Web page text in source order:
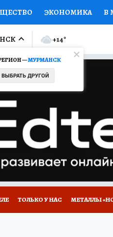
ЭКОНОМИКА В
ПРОИСШЕСТВИЯ
МИР Я ЗНАЮ СЕМЬЯ
СЕРИАЛЫ
КОНКУРСЫ
—МУРМАНСК
ВЫБРАТЬ ДРУГОЙ
+14°
ТОЛЬКО У НАС МЕТАЛЛЫ